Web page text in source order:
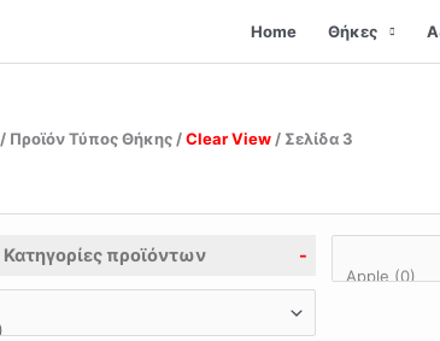
Home Θήκες
/ Προϊόν Τύπος Θήκης /Clear View / Σελίδα 3
Κατηγορίες προϊόντων -
Sorted